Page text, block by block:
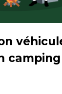
camping